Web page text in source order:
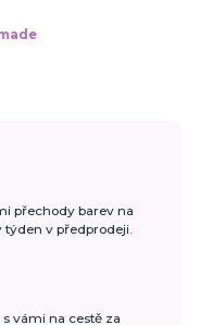
přechody barev na
v předprodeji.
vámi na cestě za